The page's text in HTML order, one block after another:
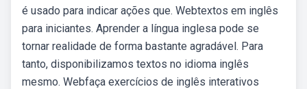
é usado para indicar ações que. Webtextos em inglês
para iniciantes. Aprender a língua inglesa pode se
tornar realidade de forma bastante agradável. Para
tanto, disponibilizamos textos no idioma inglês
mesmo. Webfaça exercícios de inglês interativos